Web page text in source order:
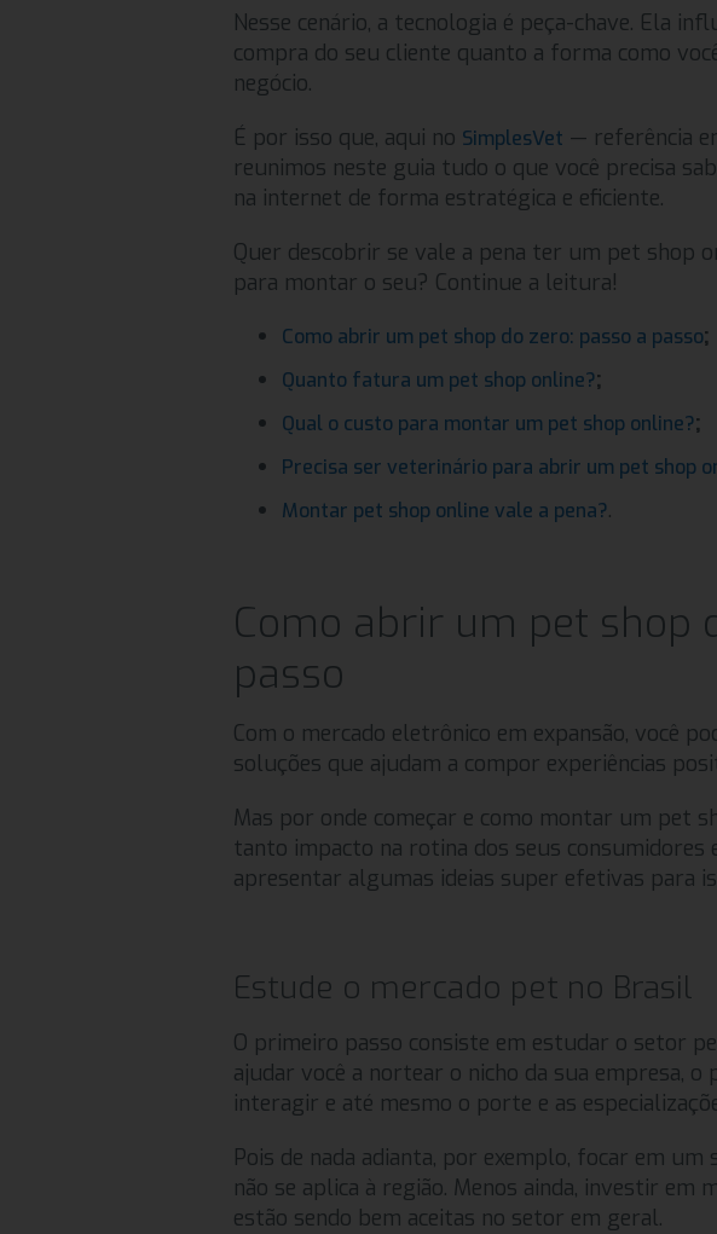
Nesse cenário, a tecnologia é peça-chave. Ela
compra do seu cliente quanto a forma como
negócio.
É por isso que, aqui no SimplesVet — referência
reunimos neste guia tudo o que você precisa
na internet de forma estratégica e eficiente.
Quer descobrir se vale a pena ter um pet shop
para montar o seu? Continue a leitura!
Como abrir um pet shop do zero: passo a passo;
Quanto fatura um pet shop online?;
Qual o custo para montar um pet shop online?;
Precisa ser veterinário para abrir um pet shop
Montar pet shop online vale a pena?.
Como abrir um pet shop
passo
Com o mercado eletrônico em expansão, você
soluções que ajudam a compor experiências
Mas por onde começar e como montar um pet
tanto impacto na rotina dos seus consumidores
apresentar algumas ideias super efetivas para
Estude o mercado pet no Brasil
O primeiro passo consiste em estudar o setor
ajudar você a nortear o nicho da sua empresa,
interagir e até mesmo o porte e as
Pois de nada adianta, por exemplo, focar em
não se aplica à região. Menos ainda, investir em
estão sendo bem aceitas no setor em geral.